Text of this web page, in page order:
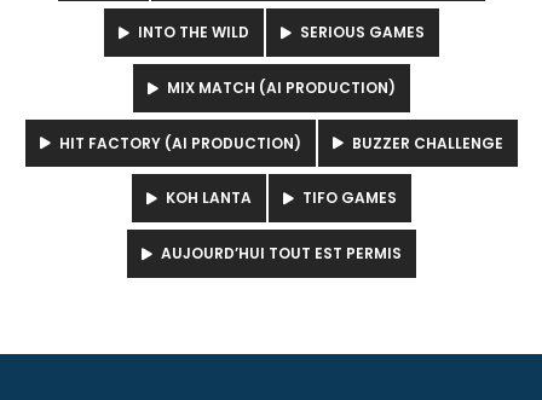
INTO THE WILD SERIOUS GAMES
MIX MATCH (AI PRODUCTION)
HIT FACTORY (AI PRODUCTION) BUZZER CHALLENGE
KOH LANTA TIFO GAMES
AUJOURD’HUI TOUT EST PERMIS